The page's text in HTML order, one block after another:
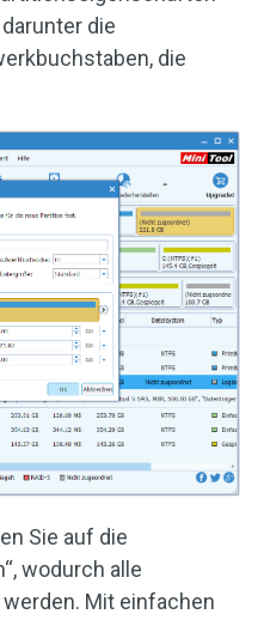
die
die
Sie auf die
wodurch alle
Mit einfachen